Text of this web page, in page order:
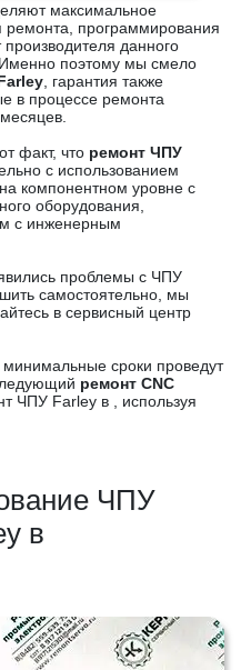
максимальное
ремонта, программирования
данного
поэтому мы смело
, гарантия также
в процессе ремонта
факт, что ремонт ЧПУ
с использованием
компонентном уровне с
оборудования,
с инженерным
проблемы с ЧПУ
самостоятельно, мы
в сервисный центр
сроки проведут
ремонт CNC
ЧПУ Farley в , используя
ЧПУ
в